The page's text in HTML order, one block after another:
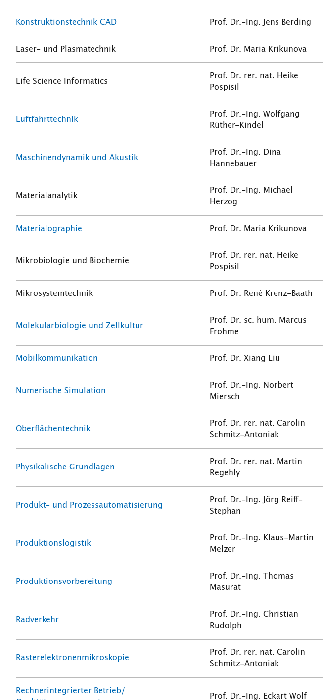
Konstruktionstechnik CAD Prof. Dr.-Ing. Jens Berding
Laser- und Plasmatechnik Prof. Dr. Maria Krikunova
Life Science Informatics
Prof. Dr. rer. nat. Heike
Pospisil
Luftfahrttechnik
Prof. Dr.-Ing. Wolfgang
Rüther-Kindel
Maschinendynamik und Akustik
Prof. Dr.-Ing. Dina
Hannebauer
Materialanalytik
Prof. Dr.-Ing. Michael
Herzog
Materialographie Prof. Dr. Maria Krikunova
Mikrobiologie und Biochemie
Prof. Dr. rer. nat. Heike
Pospisil
Mikrosystemtechnik Prof. Dr. René Krenz-Baath
Molekularbiologie und Zellkultur
Prof. Dr. sc. hum. Marcus
Frohme
Mobilkommunikation Prof. Dr. Xiang Liu
Numerische Simulation
Prof. Dr.-Ing. Norbert
Miersch
Oberflächentechnik
Prof. Dr. rer. nat. Carolin
Schmitz-Antoniak
Physikalische Grundlagen
Prof. Dr. rer. nat. Martin
Regehly
Produkt- und Prozessautomatisierung
Prof. Dr.-Ing. Jörg Reiff-
Stephan
Produktionslogistik
Prof. Dr.-Ing. Klaus-Martin
Melzer
Produktionsvorbereitung
Prof. Dr.-Ing. Thomas
Masurat
Radverkehr
Prof. Dr.-Ing. Christian
Rudolph
Rasterelektronenmikroskopie
Prof. Dr. rer. nat. Carolin
Schmitz-Antoniak
Rechnerintegrierter Betrieb/
Prof. Dr.-Ing. Eckart Wolf